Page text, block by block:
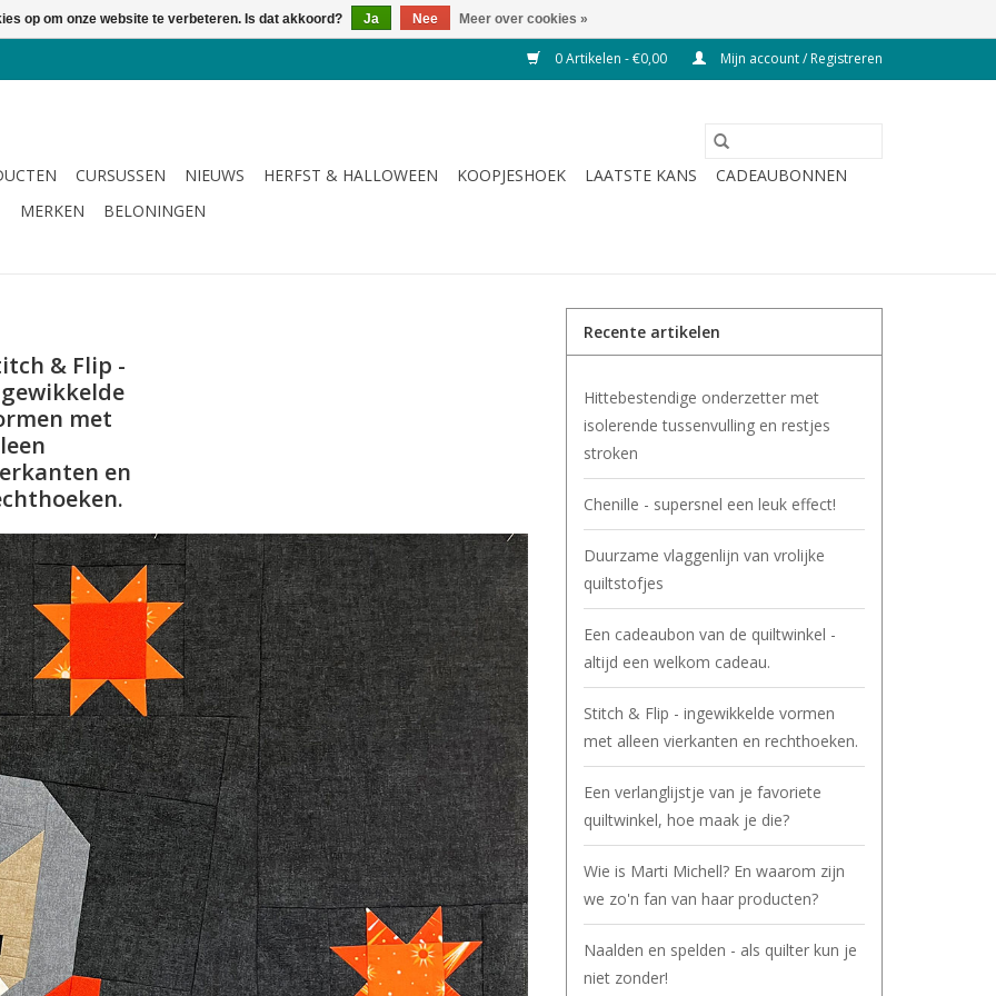
0 Artikelen - €0,00 Mijn account / Registreren
CURSUSSEN NIEUWS HERFST & HALLOWEEN KOOPJESHOEK LAATSTE KANS
CADEAUBONNEN
MERKEN BELONINGEN
& Flip -
met
en
Recente artikelen
Hittebestendige onderzetter met
isolerende tussenvulling en restjes
stroken
Chenille - supersnel een leuk effect!
Duurzame vlaggenlijn van vrolijke
quiltstofjes
Een cadeaubon van de quiltwinkel -
altijd een welkom cadeau.
Stitch & Flip - ingewikkelde vormen
met alleen vierkanten en rechthoeken.
Een verlanglijstje van je favoriete
quiltwinkel, hoe maak je die?
Wie is Marti Michell? En waarom zijn
we zo'n fan van haar producten?
Naalden en spelden - als quilter kun je
niet zonder!
op om onze website te verbeteren. Is dat akkoord? Ja Nee Meer over cookies »